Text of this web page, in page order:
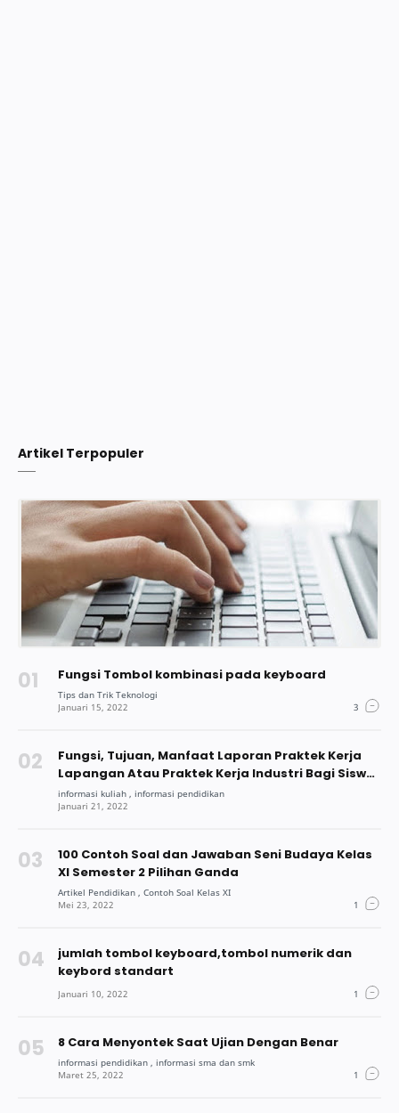
Artikel Terpopuler
Fungsi Tombol kombinasi pada keyboard
Fungsi, Tujuan, Manfaat Laporan Praktek Kerja
Lapangan Atau Praktek Kerja Industri Bagi Siswa
Dan Mahasiswa
100 Contoh Soal dan Jawaban Seni Budaya Kelas
XI Semester 2 Pilihan Ganda
jumlah tombol keyboard,tombol numerik dan
keybord standart
8 Cara Menyontek Saat Ujian Dengan Benar